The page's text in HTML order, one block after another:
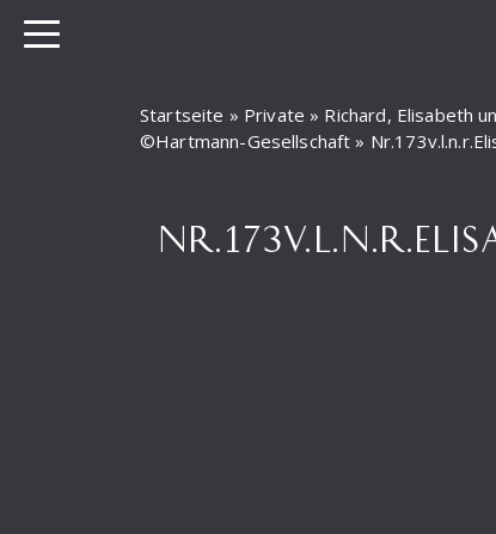
Startseite » Private » Richard, Elisabeth
©Hartmann-Gesellschaft »